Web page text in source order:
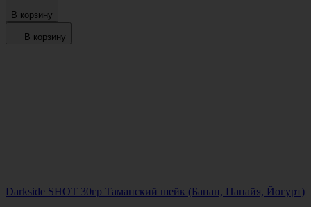
В корзину
В корзину
Darkside SHOT 30гр Таманский шейк (Банан, Папайя, Йогурт)